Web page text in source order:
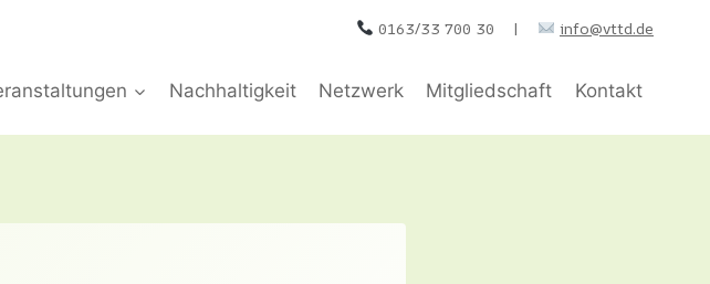
0163/33 700 30 | info@vttd.de
Nachhaltigkeit Netzwerk Mitgliedschaft Kontakt